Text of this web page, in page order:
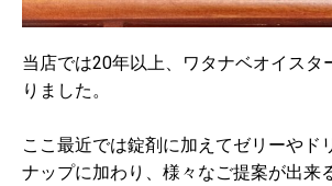
当店では20年以上、ワタナベオイスタ
りました。
ここ最近では錠剤に加えてゼリーやド
ナップに加わり、 様々なご提案が出来